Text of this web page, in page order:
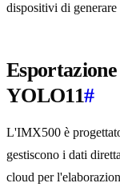
dispositivi di
YOLO11#
L'IMX500 è
gestiscono i dati
cloud per